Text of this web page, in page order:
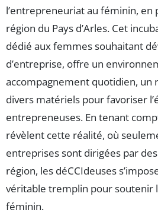
l’entrepreneuriat au féminin, en
région du Pays d’Arles. Cet
dédié aux femmes souhaitant
d’entreprise, offre un
accompagnement quotidien, un
divers matériels pour favoriser
entrepreneuses. En tenant
révèlent cette réalité, où
entreprises sont dirigées par
région, les déCCIdeuses
véritable tremplin pour soutenir
féminin.